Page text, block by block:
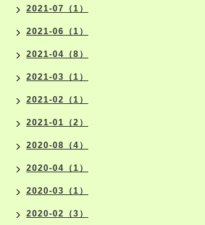
2021-07（1）
2021-06（1）
2021-04（8）
2021-03（1）
2021-02（1）
2021-01（2）
2020-08（4）
2020-04（1）
2020-03（1）
2020-02（3）